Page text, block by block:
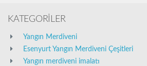
KATEGORİLER
Yangın Merdiveni
Esenyurt Yangın Merdiveni Çeşitleri
Yangın merdiveni imalatı